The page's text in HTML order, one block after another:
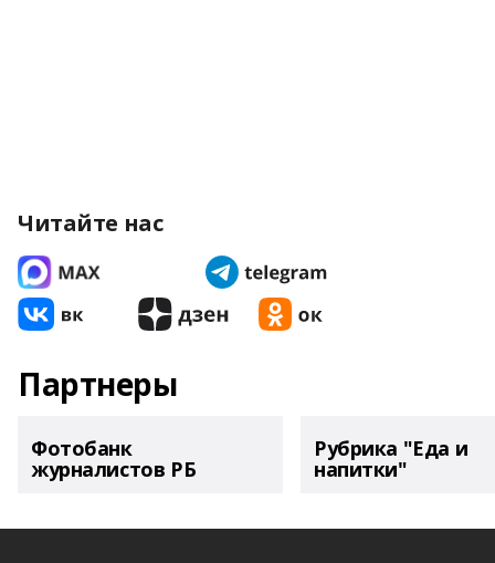
Читайте нас
Партнеры
Фотобанк
журналистов РБ
Рубрика "Еда и
напитки"